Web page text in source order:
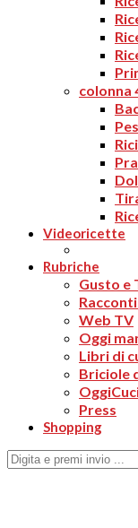
colonna
Videoricette
Rubriche
Gusto e
Web TV
Oggi
Libri di
Briciole
Press
Shopping